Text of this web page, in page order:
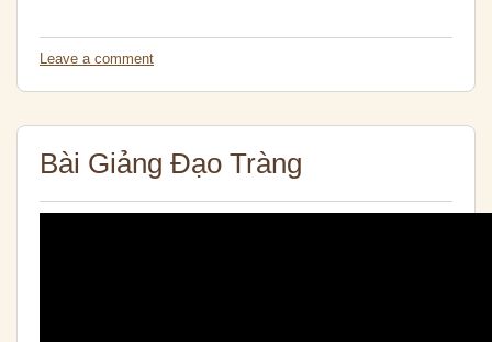
Leave a comment
Bài Giảng Đạo Tràng